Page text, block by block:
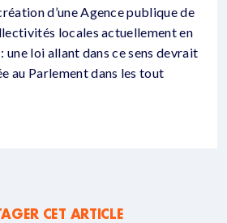
d’une Agence publique de
locales actuellement en
une loi allant dans ce sens devrait
au Parlement dans les tout
CET ARTICLE